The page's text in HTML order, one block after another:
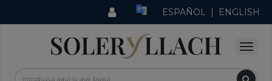
ESPAÑOL | ENGLISH